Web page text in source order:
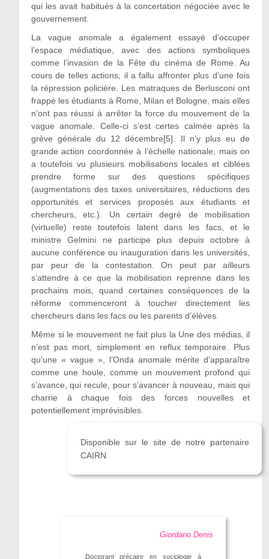
qui les avait habitués à la concertation négociée avec le
gouvernement.
La vague anomale a également essayé d’occuper
l’espace médiatique, avec des actions symboliques
comme l’invasion de la Fête du cinéma de Rome. Au
cours de telles actions, il a fallu affronter plus d’une fois
la répression policière. Les matraques de Berlusconi ont
frappé les étudiants à Rome, Milan et Bologne, mais elles
n’ont pas réussi à arrêter la force du mouvement de la
vague anomale. Celle-ci s’est certes calmée après la
grève générale du 12 décembre[5]. Il n’y plus eu de
grande action coordonnée à l’échelle nationale, mais on
a toutefois vu plusieurs mobilisations locales et ciblées
prendre forme sur des questions spécifiques
(augmentations des taxes universitaires, réductions des
opportunités et services proposés aux étudiants et
chercheurs, etc.). Un certain degré de mobilisation
(virtuelle) reste toutefois latent dans les facs, et le
ministre Gelmini ne participe plus depuis octobre à
aucune conférence ou inauguration dans les universités,
par peur de la contestation. On peut par ailleurs
s’attendre à ce que la mobilisation reprenne dans les
prochains mois, quand certaines conséquences de la
réforme commenceront à toucher directement les
chercheurs dans les facs ou les parents d’élèves.
Même si le mouvement ne fait plus la Une des médias, il
n’est pas mort, simplement en reflux temporaire. Plus
qu’une « vague », l’Onda anomale mérite d’apparaître
comme une houle, comme un mouvement profond qui
s’avance, qui recule, pour s’avancer à nouveau, mais qui
charrie à chaque fois des forces nouvelles et
potentiellement imprévisibles.
Disponible sur le site de notre partenaire
CAIRN
Giordano Denis
Doctorant précaire en sociologie à